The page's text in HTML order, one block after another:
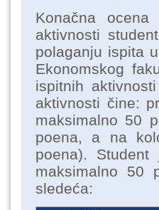
Konačna
aktivnosti
polaganju ispita
Ekonomskog
ispitnih
aktivnosti čine:
maksimalno 50
poena, a na
poena).
maksimalno 50
sledeća: